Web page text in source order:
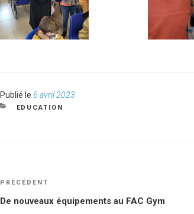
Publié le Publié
le
6 avril 2023
CATÉGORIES
EDUCATION
NAVIGATION
DE
Article
PRÉCÉDENT
De nouveaux équipements au FAC Gym